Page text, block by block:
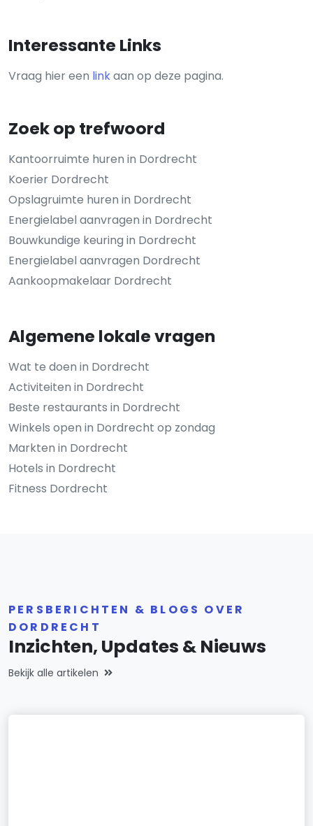
Interessante Links
Vraag hier een linkaan op deze pagina.
Zoek op trefwoord
Kantoorruimte huren in Dordrecht
Koerier Dordrecht
Opslagruimte huren in Dordrecht
Energielabel aanvragen in Dordrecht
Bouwkundige keuring in Dordrecht
Energielabel aanvragen Dordrecht
Aankoopmakelaar Dordrecht
Algemene lokale vragen
Wat te doen in Dordrecht
Activiteiten in Dordrecht
Beste restaurants in Dordrecht
Winkels open in Dordrecht op zondag
Markten in Dordrecht
Hotels in Dordrecht
Fitness Dordrecht
PERSBERICHTEN & BLOGS OVER
DORDRECHT
Inzichten, Updates & Nieuws
Bekijk alle artikelen